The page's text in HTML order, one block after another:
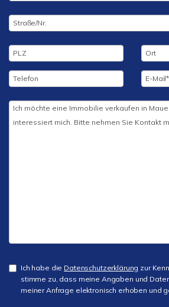
Ich habe die Datenschutzerklärung zur
stimme zu, dass meine Angaben und
meiner Anfrage elektronisch erhoben und